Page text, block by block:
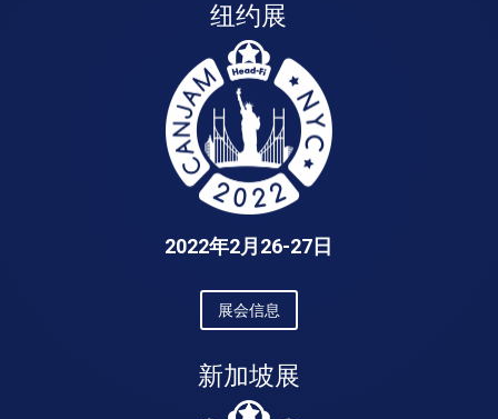
纽约展
2022年2月26-27日
展会信息
新加坡展